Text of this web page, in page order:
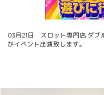
03月21日 スロット専門店 ダブ
がイベント出演致します。